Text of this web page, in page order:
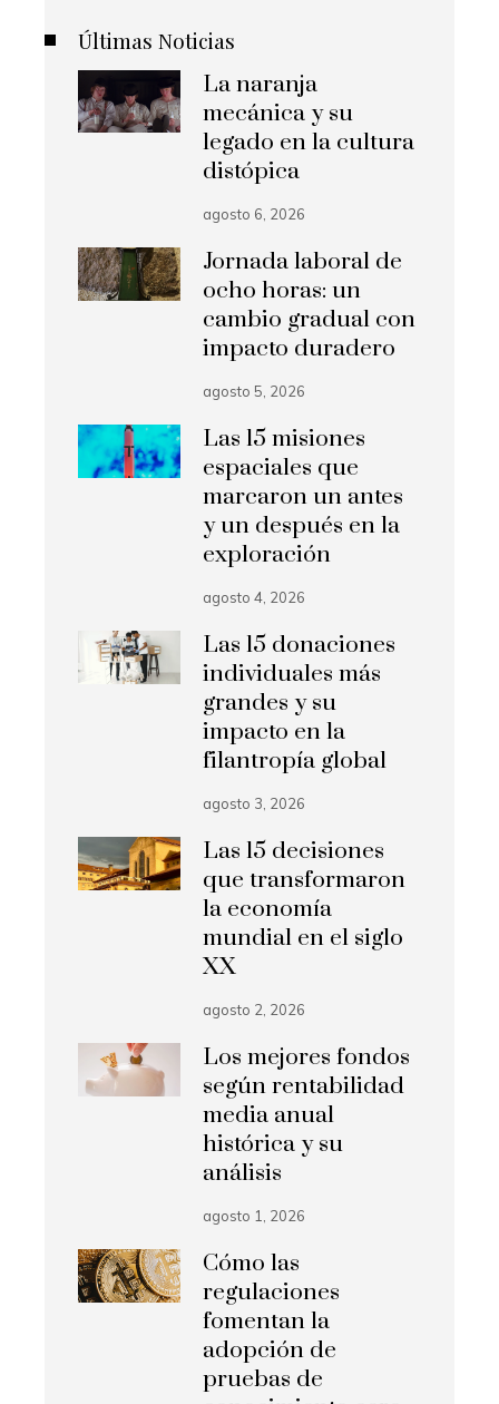
Últimas Noticias
La naranja
mecánica y su
legado en la cultura
distópica
agosto 6, 2026
Jornada laboral de
ocho horas: un
cambio gradual con
impacto duradero
agosto 5, 2026
Las 15 misiones
espaciales que
marcaron un antes
y un después en la
exploración
agosto 4, 2026
Las 15 donaciones
individuales más
grandes y su
impacto en la
filantropía global
agosto 3, 2026
Las 15 decisiones
que transformaron
la economía
mundial en el siglo
XX
agosto 2, 2026
Los mejores fondos
según rentabilidad
media anual
histórica y su
análisis
agosto 1, 2026
Cómo las
regulaciones
fomentan la
adopción de
pruebas de